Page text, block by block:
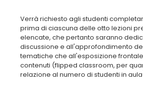
Verrà richiesto agli studenti
prima di ciascuna delle otto lezioni
elencate, che pertanto saranno
discussione e all'approfondimento
tematiche che all'esposizione
contenuti (flipped classroom, per
relazione al numero di studenti in